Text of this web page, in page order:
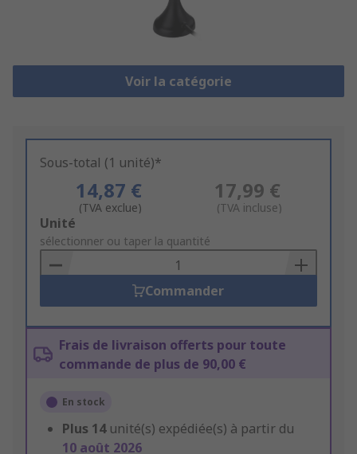
Voir la catégorie
Sous-total (1 unité)*
14,87 €
(TVA exclue)
17,99 €
(TVA incluse)
Add
to
Basket
Unité
sélectionner ou taper la quantité
Commander
Frais de livraison offerts pour toute
commande de plus de 90,00 €
En stock
Plus 14 unité(s) expédiée(s) à partir du
10 août 2026